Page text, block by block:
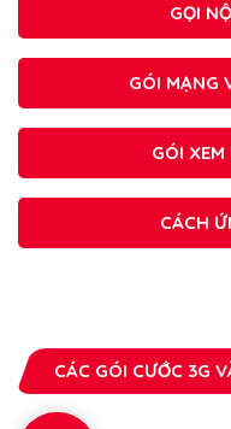
GỌI
GÓI MẠNG
GÓI
CÁCH
CÁC GÓI CƯỚC 3G